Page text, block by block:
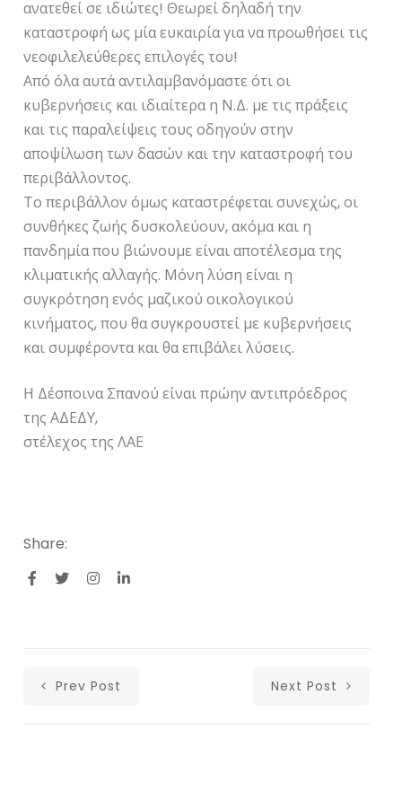
ανατεθεί σε ιδιώτες! Θεωρεί δηλαδή την
καταστροφή ως μία ευκαιρία για να προωθήσει τις
νεοφιλελεύθερες επιλογές του!
Από όλα αυτά αντιλαμβανόμαστε ότι οι
κυβερνήσεις και ιδιαίτερα η Ν.Δ. με τις πράξεις
και τις παραλείψεις τους οδηγούν στην
αποψίλωση των δασών και την καταστροφή του
περιβάλλοντος.
Το περιβάλλον όμως καταστρέφεται συνεχώς, οι
συνθήκες ζωής δυσκολεύουν, ακόμα και η
πανδημία που βιώνουμε είναι αποτέλεσμα της
κλιματικής αλλαγής. Μόνη λύση είναι η
συγκρότηση ενός μαζικού οικολογικού
κινήματος, που θα συγκρουστεί με κυβερνήσεις
και συμφέροντα και θα επιβάλει λύσεις.
Η Δέσποινα Σπανού είναι πρώην αντιπρόεδρος
της ΑΔΕΔΥ,
στέλεχος της ΛΑΕ
Share:
Prev Post Next Post